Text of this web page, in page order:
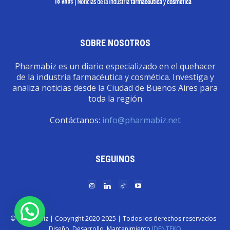
SOBRE NOSOTROS
Pharmabiz es un diario especializado en el quehacer
de la industria farmacéutica y cosmética. Investiga y
analiza noticias desde la Ciudad de Buenos Aires para
toda la región
Contáctanos: info@pharmabiz.net
SEGUINOS
© Pharmabiz | Copyrıght 2020-2025 | Todos los derechos reservados -